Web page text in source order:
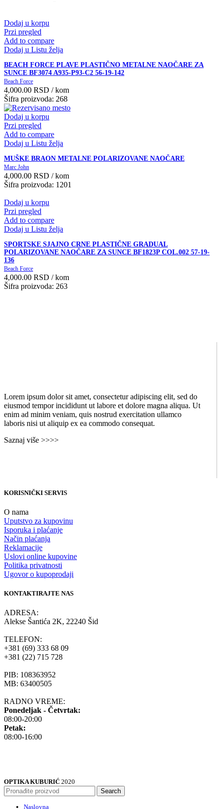
Dodaj u korpu
Przi pregled
Add to compare
Dodaj u Listu želja
BEACH FORCE PLAVE PLASTIČNO METALNE NAOČARE ZA
SUNCE BF3074 A935-P93-C2 56-19-142
Beach Force
4,000.00 RSD / kom
Šifra proizvoda: 268
Dodaj u korpu
Przi pregled
Add to compare
Dodaj u Listu želja
MUŠKE BRAON METALNE POLARIZOVANE NAOČARE
Marc John
4,000.00 RSD / kom
Šifra proizvoda: 1201
Dodaj u korpu
Przi pregled
Add to compare
Dodaj u Listu želja
SPORTSKE SJAJNO CRNE PLASTIČNE GRADUAL
POLARIZOVANE NAOČARE ZA SUNCE BF1823P COL.002 57-19-
136
Beach Force
4,000.00 RSD / kom
Šifra proizvoda: 263
Lorem ipsum dolor sit amet, consectetur adipiscing elit, sed do
eiusmod tempor incididunt ut labore et dolore magna aliqua. Ut
enim ad minim veniam, quis nostrud exercitation ullamco
laboris nisi ut aliquip ex ea commodo consequat.
Saznaj više >>>>
KORISNIČKI SERVIS
O nama
Uputstvo za kupovinu
Isporuka i plaćanje
Način plaćanja
Reklamacije
Uslovi online kupovine
Politika privatnosti
Ugovor o kupoprodaji
KONTAKTIRAJTE NAS
ADRESA:
Alekse Šantića 2K, 22240 Šid
TELEFON:
+381 (69) 333 68 09
+381 (22) 715 728
PIB: 108363952
MB: 63400505
RADNO VREME:
Ponedeljak - Četvrtak:
08:00-20:00
Petak:
08:00-16:00
OPTIKA KUBURIĆ 2020
Search
Naslovna